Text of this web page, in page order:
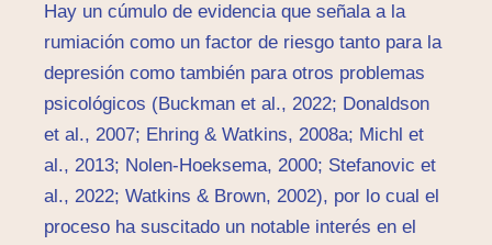
Hay un cúmulo de evidencia que señala a la
rumiación como un factor de riesgo tanto para la
depresión como también para otros problemas
psicológicos (Buckman et al., 2022; Donaldson
et al., 2007; Ehring & Watkins, 2008a; Michl et
al., 2013; Nolen-Hoeksema, 2000; Stefanovic et
al., 2022; Watkins & Brown, 2002), por lo cual el
proceso ha suscitado un notable interés en el